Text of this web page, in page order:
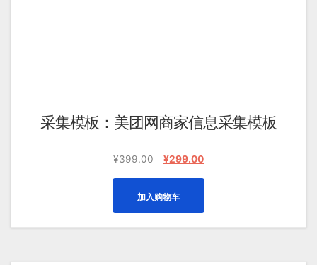
采集模板：美团网商家信息采集模板
¥399.00
原
¥399.00。
¥299.00当
为：
¥299.00。
加入购物车